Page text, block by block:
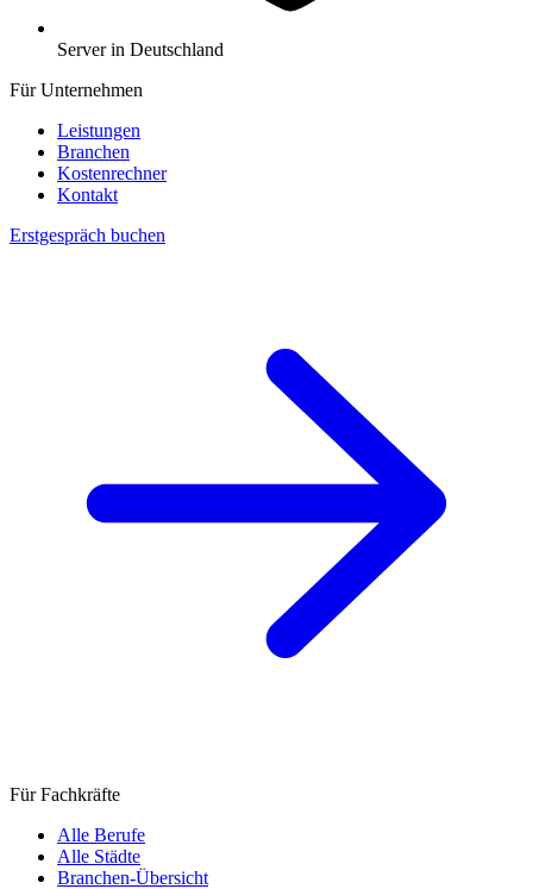
Server in Deutschland
Für Unternehmen
Leistungen
Branchen
Kostenrechner
Kontakt
Erstgespräch buchen
Für Fachkräfte
Alle Berufe
Alle Städte
Branchen-Übersicht